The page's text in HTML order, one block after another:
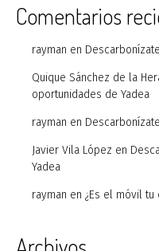
Comentarios
rayman en
Quique Sánchez de la
oportunidades de Yadea
rayman en
Javier Vila López en
Yadea
rayman en ¿Es el móvil tu